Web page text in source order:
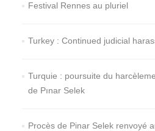
Festival Rennes au pluriel
Turkey : Continued judicial
Turquie : poursuite du
de Pınar Selek
Procès de Pinar Selek renvoyé